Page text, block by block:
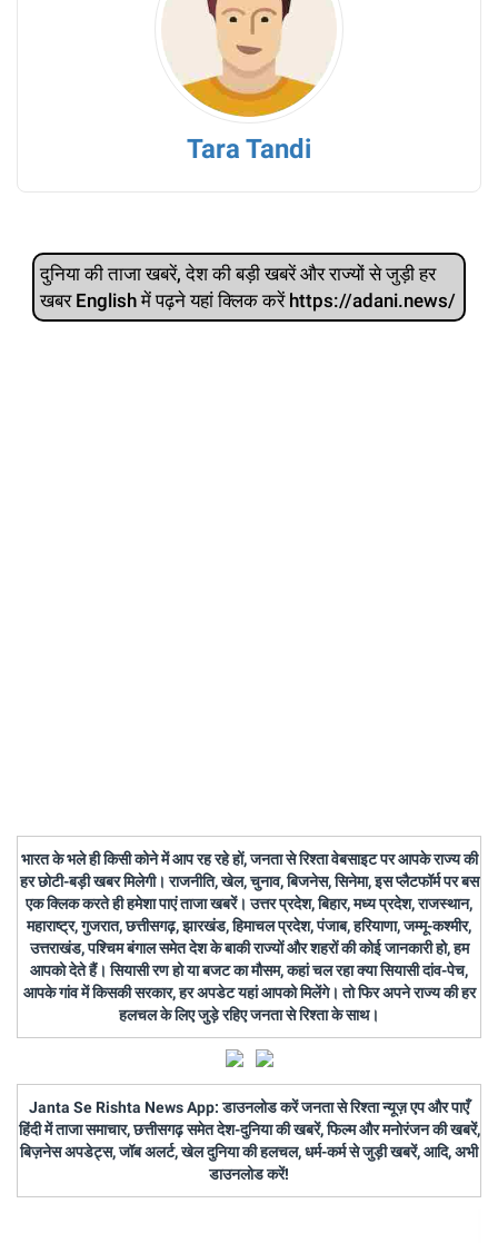
Tara Tandi
दुनिया की ताजा खबरें, देश की बड़ी खबरें और राज्‍यों से जुड़ी हर
खबर English में पढ़ने यहां क्लिक करें https://adani.news/
भारत के भले ही किसी कोने में आप रह रहे हों, जनता से रिश्ता वेबसाइट पर आपके राज्य की
हर छोटी-बड़ी खबर मिलेगी। राजनीति, खेल, चुनाव, बिजनेस, सिनेमा, इस प्लैटफॉर्म पर बस
एक क्लिक करते ही हमेशा पाएं ताजा खबरें। उत्तर प्रदेश, बिहार, मध्य प्रदेश, राजस्थान,
महाराष्ट्र, गुजरात, छत्तीसगढ़, झारखंड, हिमाचल प्रदेश, पंजाब, हरियाणा, जम्मू-कश्मीर,
उत्तराखंड, पश्चिम बंगाल समेत देश के बाकी राज्यों और शहरों की कोई जानकारी हो, हम
आपको देते हैं। सियासी रण हो या बजट का मौसम, कहां चल रहा क्या सियासी दांव-पेच,
आपके गांव में किसकी सरकार, हर अपडेट यहां आपको मिलेंगे। तो फिर अपने राज्य की हर
हलचल के लिए जुड़े रहिए जनता से रिश्ता के साथ।
Janta Se Rishta News App: डाउनलोड करें जनता से रिश्ता न्यूज़ एप और पाएँ
हिंदी में ताजा समाचार, छत्तीसगढ़ समेत देश-दुनिया की खबरें, फिल्म और मनोरंजन की खबरें,
बिज़नेस अपडेट्स, जॉब अलर्ट, खेल दुनिया की हलचल, धर्म-कर्म से जुड़ी खबरें, आदि, अभी
डाउनलोड करें!